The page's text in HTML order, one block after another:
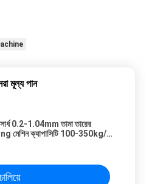
মূল্য পান
0.2-1.04mm তামা তারের
মেশিন ক্যাপাসিটি 100-350kg/h
চালিয়ে